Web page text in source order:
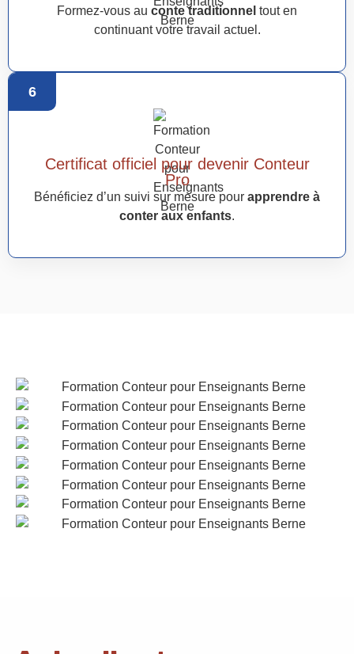
Formez-vous au conte traditionnel tout en
continuant votre travail actuel.
6
Certificat officiel pour devenir Conteur
Pro
Bénéficiez d’un suivi sur mesure pour apprendre à
conter aux enfants.